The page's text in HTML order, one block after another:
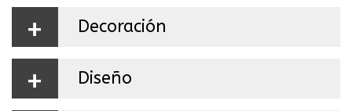
+ Decoración
+ Diseño